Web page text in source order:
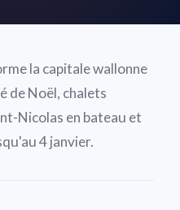
la capitale wallonne
de Noël, chalets
Nicolas en bateau et
4 janvier.